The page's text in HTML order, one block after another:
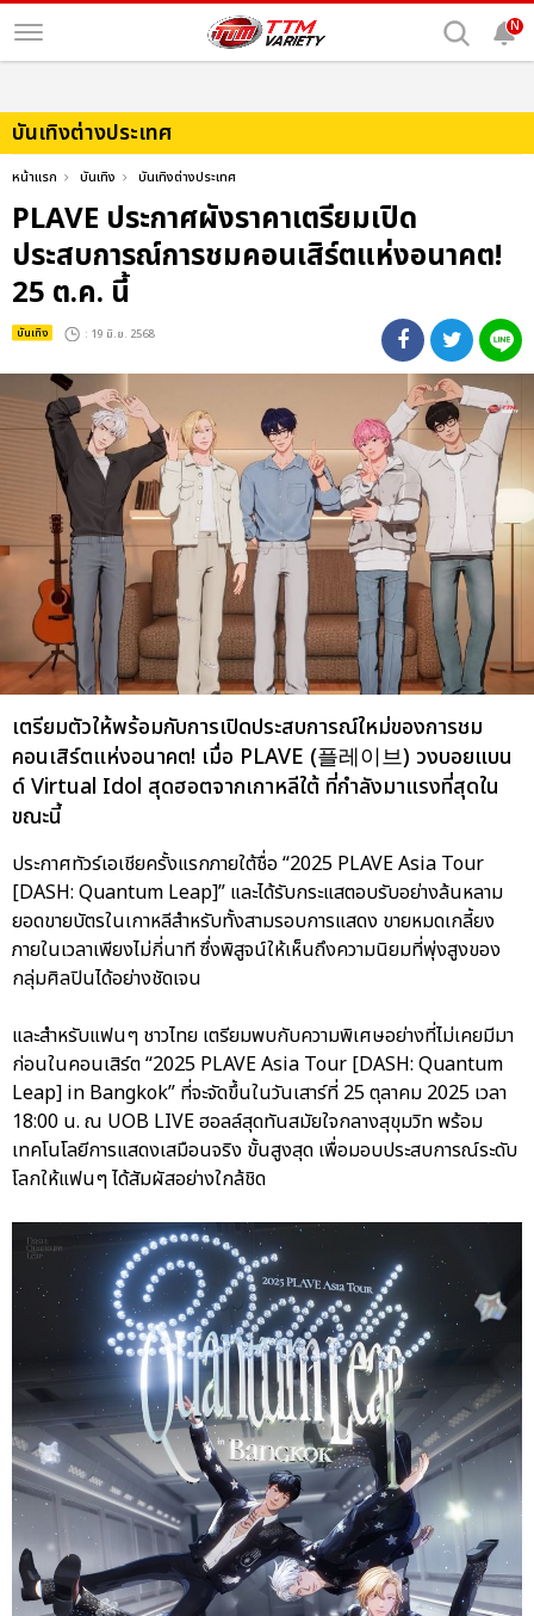
N
บันเทิงต่างประเทศ
หน้าแรก บันเทิง บันเทิงต่างประเทศ
PLAVE ประกาศผังราคาเตรียมเปิด
ประสบการณ์การชมคอนเสิร์ตแห่งอนาคต!
25 ต.ค. นี้
บันเทิง : 19 มิ.ย. 2568
เตรียมตัวให้พร้อมกับการเปิดประสบการณ์ใหม่ของการชม
คอนเสิร์ตแห่งอนาคต! เมื่อ PLAVE (플레이브) วงบอยแบน
ด์ Virtual Idol สุดฮอตจากเกาหลีใต้ ที่กำลังมาแรงที่สุดใน
ขณะนี้
ประกาศทัวร์เอเชียครั้งแรกภายใต้ชื่อ “2025 PLAVE Asia Tour
[DASH: Quantum Leap]” และได้รับกระแสตอบรับอย่างล้นหลาม
ยอดขายบัตรในเกาหลีสำหรับทั้งสามรอบการแสดง ขายหมดเกลี้ยง
ภายในเวลาเพียงไม่กี่นาที ซึ่งพิสูจน์ให้เห็นถึงความนิยมที่พุ่งสูงของ
กลุ่มศิลปินได้อย่างชัดเจน
และสำหรับแฟนๆ ชาวไทย เตรียมพบกับความพิเศษอย่างที่ไม่เคยมีมา
ก่อนในคอนเสิร์ต “2025 PLAVE Asia Tour [DASH: Quantum
Leap] in Bangkok” ที่จะจัดขึ้นในวันเสาร์ที่ 25 ตุลาคม 2025 เวลา
18:00 น. ณ UOB LIVE ฮอลล์สุดทันสมัยใจกลางสุขุมวิท พร้อม
เทคโนโลยีการแสดงเสมือนจริง ขั้นสูงสุด เพื่อมอบประสบการณ์ระดับ
โลกให้แฟนๆ ได้สัมผัสอย่างใกล้ชิด